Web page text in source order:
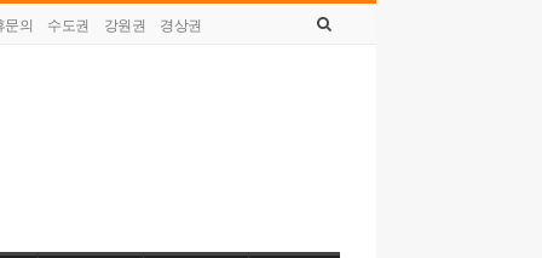
문의 수도권 강원권
경상권